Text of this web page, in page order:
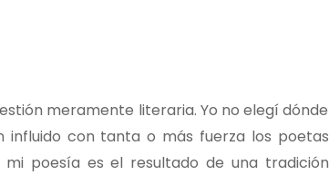
meramente literaria. Yo no elegí dónde
con tanta o más fuerza los poetas
mi poesía es el resultado de una tradición